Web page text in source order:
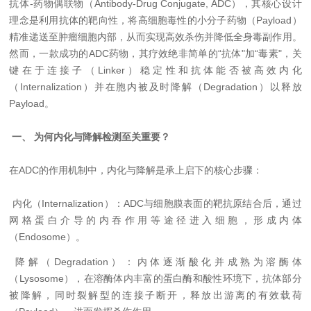
抗体-药物偶联物（Antibody-Drug Conjugate, ADC），其核心设计
理念是利用抗体的靶向性，将高细胞毒性的小分子药物（Payload）
精准递送至肿瘤细胞内部，从而实现高效杀伤并降低全身毒副作用。
然而，一款成功的ADC药物，其疗效绝非简单的“抗体"加“毒素"，关
键在于连接子（Linker）稳定性和抗体能否被高效内化
（Internalization）并在胞内被及时降解（Degradation）以释放
Payload。
一、 为何内化与降解检测至关重要？
在ADC的作用机制中，内化与降解是承上启下的核心步骤：
内化（Internalization）：ADC与细胞膜表面的靶抗原结合后，通过
网格蛋白介导的内吞作用等途径进入细胞，形成内体
（Endosome）。
降解（Degradation）：内体逐渐酸化并成熟为溶酶体
（Lysosome），在溶酶体内丰富的蛋白酶和酸性环境下，抗体部分
被降解，同时裂解型的连接子断开，释放出游离的有效载荷